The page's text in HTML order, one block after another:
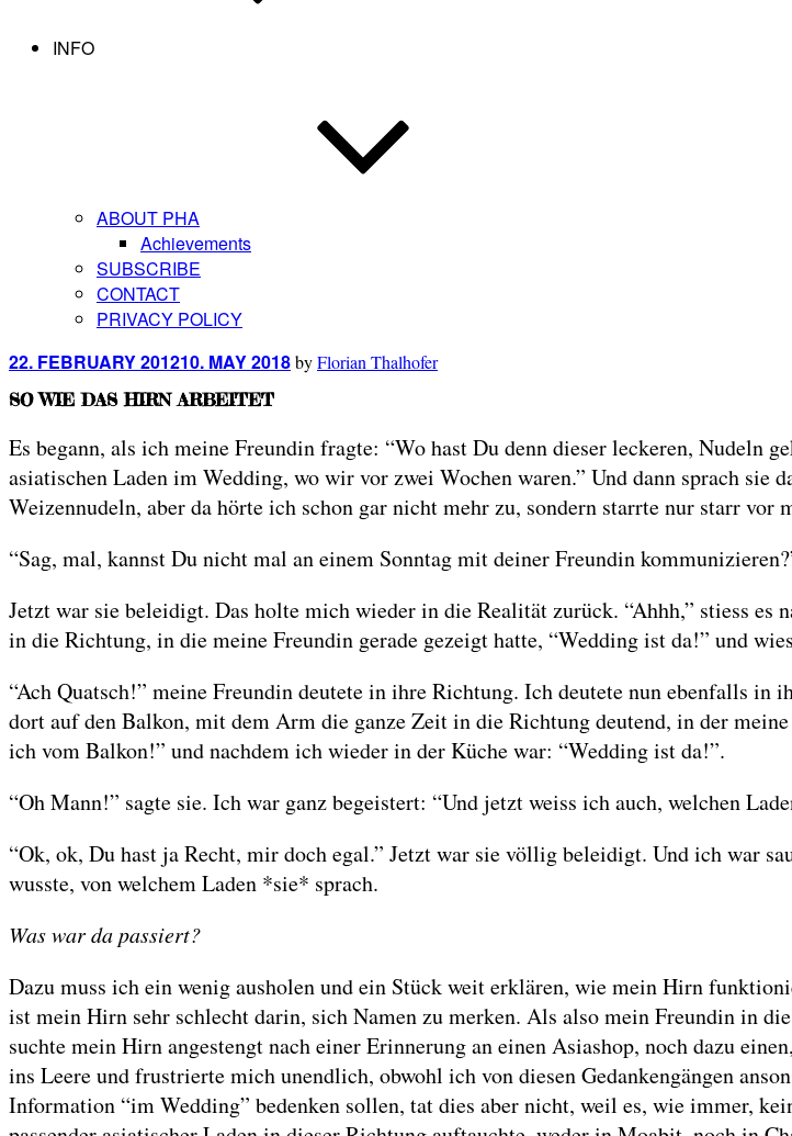
INFO
ABOUT PHA
Achievements
SUBSCRIBE
CONTACT
PRIVACY POLICY
Posted
22. FEBRUARY 201210. MAY 2018byFlorian Thalhofer
SO WIE DAS HIRN ARBEITET
Es begann, als ich meine Freundin fragte: “Wo hast Du denn dieser leckeren, Nudeln
asiatischen Laden im Wedding, wo wir vor zwei Wochen waren.” Und dann sprach sie
Weizennudeln, aber da hörte ich schon gar nicht mehr zu, sondern starrte nur starr vor
“Sag, mal, kannst Du nicht mal an einem Sonntag mit deiner Freundin
Jetzt war sie beleidigt. Das holte mich wieder in die Realität zurück. “Ahhh,” stiess
in die Richtung, in die meine Freundin gerade gezeigt hatte, “Wedding ist da!” und
“Ach Quatsch!” meine Freundin deutete in ihre Richtung. Ich deutete nun ebenfalls
dort auf den Balkon, mit dem Arm die ganze Zeit in die Richtung deutend, in der
ich vom Balkon!” und nachdem ich wieder in der Küche war: “Wedding ist da!”.
“Oh Mann!” sagte sie. Ich war ganz begeistert: “Und jetzt weiss ich auch, welchen
“Ok, ok, Du hast ja Recht, mir doch egal.” Jetzt war sie völlig beleidigt. Und ich war
wusste, von welchem Laden *sie* sprach.
Was war da passiert?
Dazu muss ich ein wenig ausholen und ein Stück weit erklären, wie mein Hirn
ist mein Hirn sehr schlecht darin, sich Namen zu merken. Als also mein Freundin in
suchte mein Hirn angestengt nach einer Erinnerung an einen Asiashop, noch dazu
ins Leere und frustrierte mich unendlich, obwohl ich von diesen Gedankengängen
Information “im Wedding” bedenken sollen, tat dies aber nicht, weil es, wie immer,